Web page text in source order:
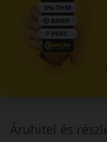
Áruhitel és